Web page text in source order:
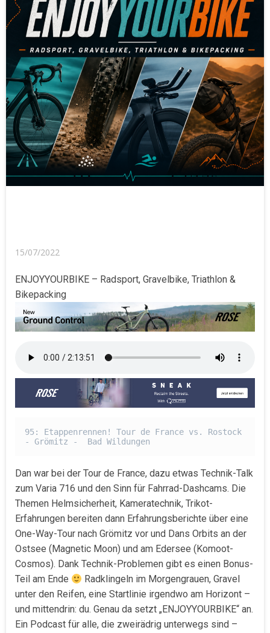
15/07/2022
ENJOYYOURBIKE – Radsport, Gravelbike, Triathlon &
Bikepacking
95: Etappenrennen! Tour de France vs. Rostock
- Grömitz -  Bad Wildungen
Dan war bei der Tour de France, dazu etwas Technik-Talk
zum Varia 716 und den Sinn für Fahrrad-Dashcams. Die
Themen Helmsicherheit, Kameratechnik, Trikot-
Erfahrungen bereiten dann Erfahrungsberichte über eine
One-Way-Tour nach Grömitz vor und Dans Orbits an der
Ostsee (Magnetic Moon) und am Edersee (Komoot-
Cosmos). Dank Technik-Problemen gibt es einen Bonus-
Teil am Ende
Rad­klingeln im Morgengrauen, Gravel
unter den Reifen, eine Startlinie irgendwo am Horizont –
und mittendrin: du. Genau da setzt „ENJOYYOURBIKE“ an.
Ein Podcast für alle, die zwei­rädrig unterwegs sind –